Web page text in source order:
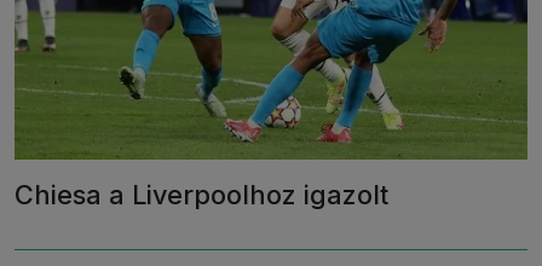
Chiesa a Liverpoolhoz igazolt